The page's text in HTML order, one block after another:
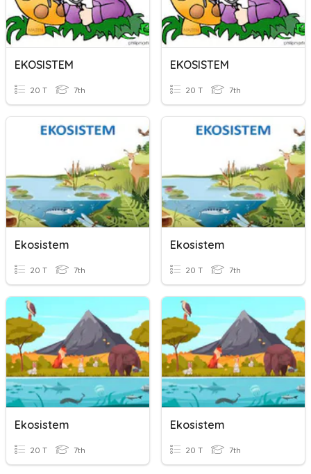
EKOSISTEM
20 T 7th
EKOSISTEM
20 T 7th
Ekosistem
20 T 7th
Ekosistem
20 T 7th
Ekosistem
20 T 7th
Ekosistem
20 T 7th